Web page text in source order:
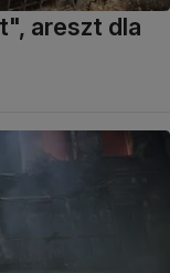
areszt dla